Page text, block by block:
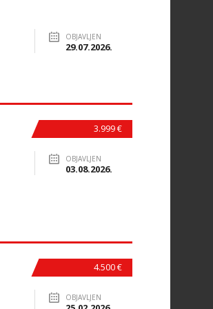
OBJAVLJEN
29.07.2026.
3.999 €
OBJAVLJEN
03.08.2026.
4.500 €
OBJAVLJEN